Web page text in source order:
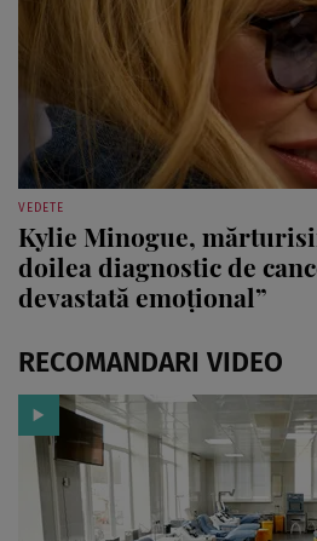
VEDETE
Kylie Minogue,
doilea diagnostic de
devastată emoțional”
RECOMANDARI VIDEO